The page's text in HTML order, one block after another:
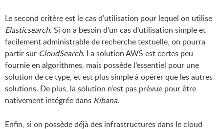
Le second critère est le cas d’utilisation pour lequel on utilise
Elasticsearch. Si on a besoin d’un cas d’utilisation simple et
facilement administrable de recherche textuelle, on pourra
partir sur CloudSearch. La solution AWS est certes peu
fournie en algorithmes, mais possède l’essentiel pour une
solution de ce type, et est plus simple à opérer que les autres
solutions. De plus, la solution n’est pas prévue pour être
nativement intégrée dans Kibana.
Enfin, si on possède déjà des infrastructures dans le cloud